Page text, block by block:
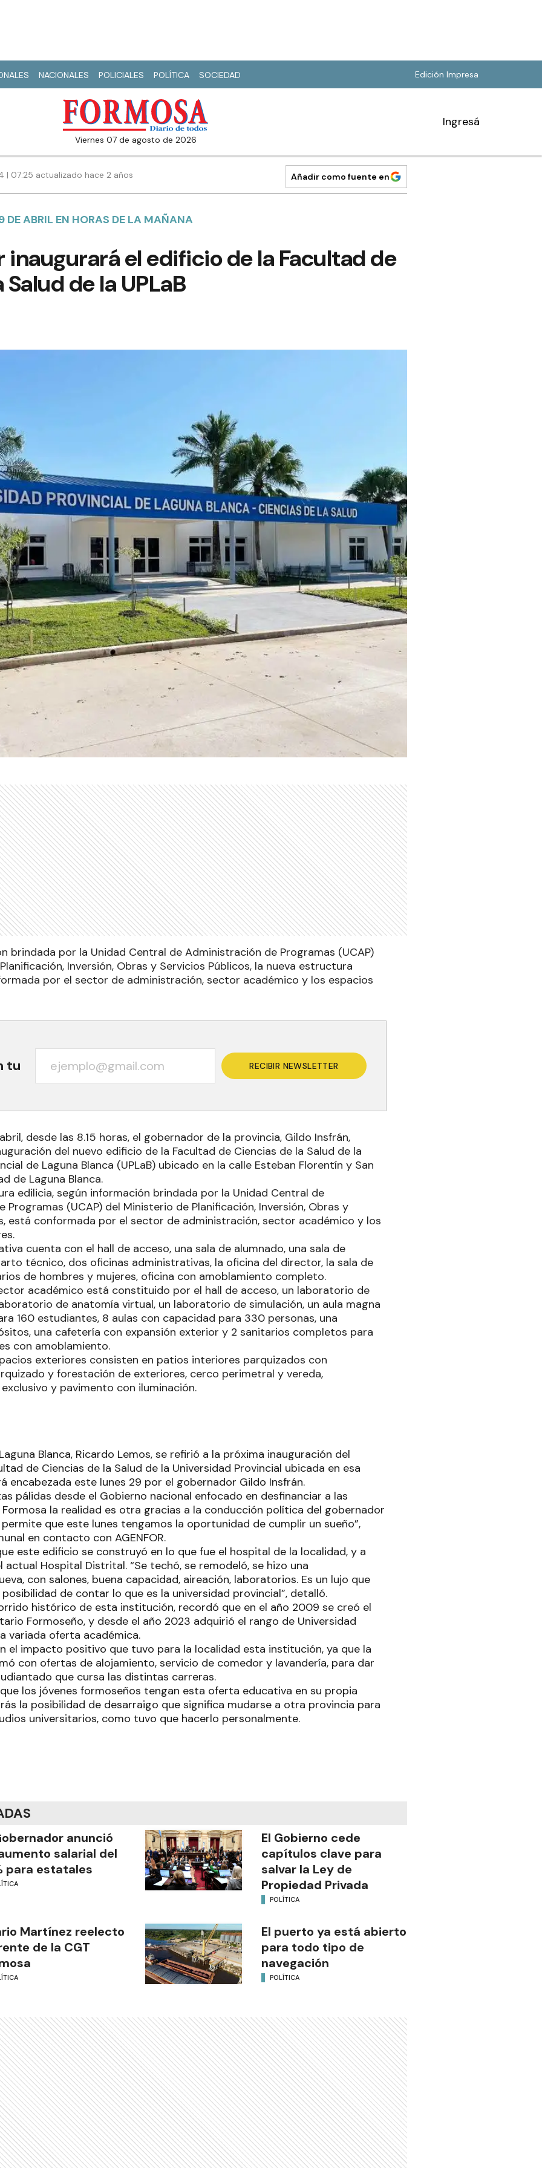
NACIONALES POLICIALES POLÍTICA SOCIEDAD Edición Impresa
viernes 07 de agosto de 2026
Ingresá
| 07:25 actualizado hace 2 años Añadir como fuente en
DE ABRIL EN HORAS DE LA MAÑANA
inaugurará el edificio de la Facultad de
de la UPLaB
brindada por la Unidad Central de Administración de Programas (UCAP)
Inversión, Obras y Servicios Públicos, la nueva estructura
por el sector de administración, sector académico y los espacios
tu RECIBIR NEWSLETTER
desde las 8.15 horas, el gobernador de la provincia, Gildo Insfrán,
del nuevo edificio de la Facultad de Ciencias de la Salud de la
de Laguna Blanca (UPLaB) ubicado en la calle Esteban Florentín y San
de Laguna Blanca.
edilicia, según información brindada por la Unidad Central de
Programas (UCAP) del Ministerio de Planificación, Inversión, Obras y
está conformada por el sector de administración, sector académico y los
cuenta con el hall de acceso, una sala de alumnado, una sala de
técnico, dos oficinas administrativas, la oficina del director, la sala de
de hombres y mujeres, oficina con amoblamiento completo.
académico está constituido por el hall de acceso, un laboratorio de
de anatomía virtual, un laboratorio de simulación, un aula magna
160 estudiantes, 8 aulas con capacidad para 330 personas, una
una cafetería con expansión exterior y 2 sanitarios completos para
con amoblamiento.
exteriores consisten en patios interiores parquizados con
y forestación de exteriores, cerco perimetral y vereda,
y pavimento con iluminación.
Blanca, Ricardo Lemos, se refirió a la próxima inauguración del
de Ciencias de la Salud de la Universidad Provincial ubicada en esa
encabezada este lunes 29 por el gobernador Gildo Insfrán.
pálidas desde el Gobierno nacional enfocado en desfinanciar a las
Formosa la realidad es otra gracias a la conducción política del gobernador
que este lunes tengamos la oportunidad de cumplir un sueño”,
en contacto con AGENFOR.
este edificio se construyó en lo que fue el hospital de la localidad, y a
Hospital Distrital. “Se techó, se remodeló, se hizo una
con salones, buena capacidad, aireación, laboratorios. Es un lujo que
de contar lo que es la universidad provincial”, detalló.
histórico de esta institución, recordó que en el año 2009 se creó el
Formoseño, y desde el año 2023 adquirió el rango de Universidad
variada oferta académica.
el impacto positivo que tuvo para la localidad esta institución, ya que la
con ofertas de alojamiento, servicio de comedor y lavandería, para dar
que cursa las distintas carreras.
los jóvenes formoseños tengan esta oferta educativa en su propia
la posibilidad de desarraigo que significa mudarse a otra provincia para
universitarios, como tuvo que hacerlo personalmente.
anunció
salarial del
para estatales
El Gobierno cede
capítulos clave para
salvar la Ley de
Propiedad Privada
POLÍTICA
Martínez reelecto
de la CGT
El puerto ya está abierto
para todo tipo de
navegación
POLÍTICA